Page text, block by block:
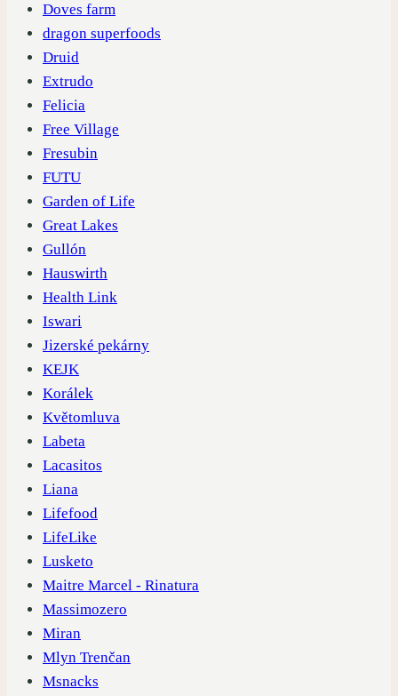
Doves farm
dragon superfoods
Druid
Extrudo
Felicia
Free Village
Fresubin
FUTU
Garden of Life
Great Lakes
Gullón
Hauswirth
Health Link
Iswari
Jizerské pekárny
KEJK
Korálek
Květomluva
Labeta
Lacasitos
Liana
Lifefood
LifeLike
Lusketo
Maitre Marcel - Rinatura
Massimozero
Miran
Mlyn Trenčan
Msnacks